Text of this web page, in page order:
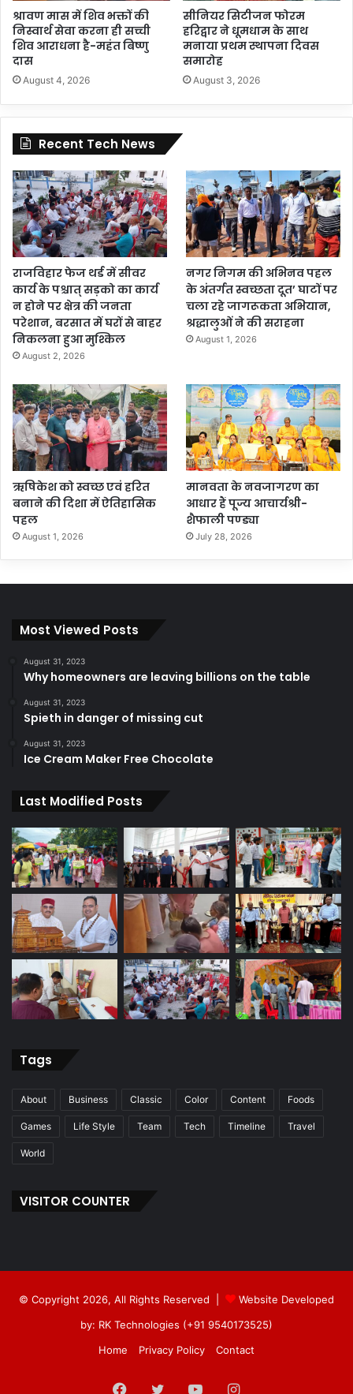
श्रावण मास में शिव भक्तों की
निस्वार्थ सेवा करना ही सच्ची
शिव आराधना है-महंत बिष्णु
दास
August 4, 2026
सीनियर सिटीजन फोरम
हरिद्वार ने धूमधाम के साथ
मनाया प्रथम स्थापना दिवस
समारोह
August 3, 2026
Recent Tech News
राजविहार फेज थर्ड में सीवर
कार्य के पश्चात् सड़को का कार्य
न होने पर क्षेत्र की जनता
परेशान, बरसात में घरों से बाहर
निकलना हुआ मुश्किल
August 2, 2026
नगर निगम की अभिनव पहल
के अंतर्गत स्वच्छता दूत’ घाटों पर
चला रहे जागरूकता अभियान,
श्रद्धालुओं ने की सराहना
August 1, 2026
ऋषिकेश को स्वच्छ एवं हरित
बनाने की दिशा में ऐतिहासिक
पहल
August 1, 2026
मानवता के नवजागरण का
आधार हैं पूज्य आचार्यश्री-
शैफाली पण्ड्या
July 28, 2026
Most Viewed Posts
August 31, 2023
Why homeowners are leaving billions on the table
August 31, 2023
Spieth in danger of missing cut
August 31, 2023
Ice Cream Maker Free Chocolate
Last Modified Posts
Tags
About Business Classic Color Content Foods
Games Life Style Team Tech Timeline Travel
World
VISITOR COUNTER
© Copyright 2026, All Rights Reserved |
Website Developed
by: RK Technologies (+91 9540173525)
Home
Privacy Policy Contact
Facebook
TwitterYouTubeInstagram